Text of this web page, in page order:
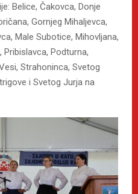
Belice, Čakovca, Donje
Gornjeg Mihaljevca,
Male Subotice, Mihovljana,
Podturna,
Strahoninca, Svetog
i Svetog Jurja na